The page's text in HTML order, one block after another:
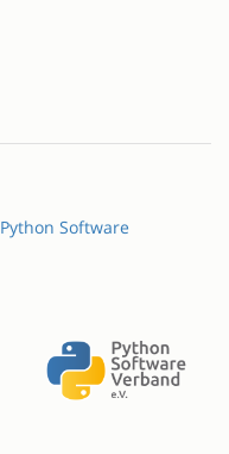
Python Software